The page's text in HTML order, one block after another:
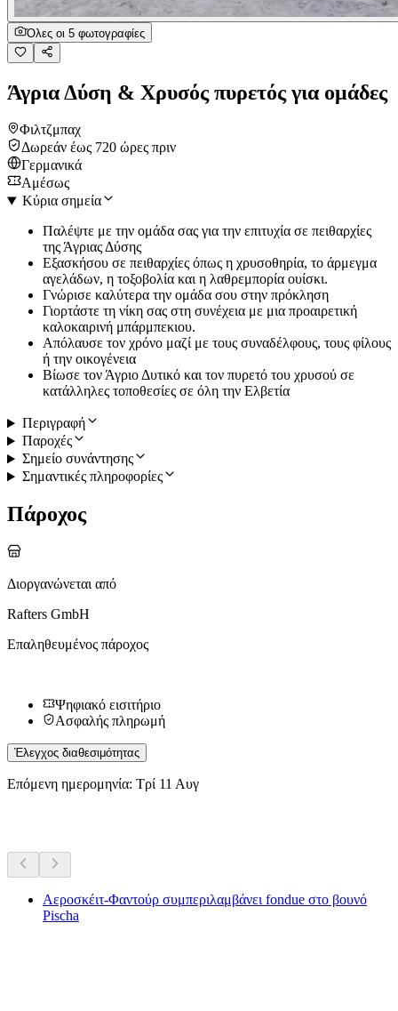
Όλες οι 5 φωτογραφίες
Άγρια Δύση & Χρυσός πυρετός για ομάδες
Φιλτζμπαχ
Δωρεάν έως 720 ώρες πριν
Γερμανικά
Αμέσως
Κύρια σημεία
Παλέψτε με την ομάδα σας για την επιτυχία σε πειθαρχίες
της Άγριας Δύσης
Εξασκήσου σε πειθαρχίες όπως η χρυσοθηρία, το άρμεγμα
αγελάδων, η τοξοβολία και η λαθρεμπορία ουίσκι.
Γνώρισε καλύτερα την ομάδα σου στην πρόκληση
Γιορτάστε τη νίκη σας στη συνέχεια με μια προαιρετική
καλοκαιρινή μπάρμπεκιου.
Απόλαυσε τον χρόνο μαζί με τους συναδέλφους, τους φίλους
ή την οικογένεια
Βίωσε τον Άγριο Δυτικό και τον πυρετό του χρυσού σε
κατάλληλες τοποθεσίες σε όλη την Ελβετία
Περιγραφή
Παροχές
Σημείο συνάντησης
Σημαντικές πληροφορίες
Πάροχος
Διοργανώνεται από
Rafters GmbH
Επαληθευμένος πάροχος
Ψηφιακό εισιτήριο
Ασφαλής πληρωμή
Έλεγχος διαθεσιμότητας
Επόμενη ημερομηνία: Τρί 11 Αυγ
Αεροσκέιτ-Φαντούρ συμπεριλαμβάνει fondue στο βουνό
Pischa